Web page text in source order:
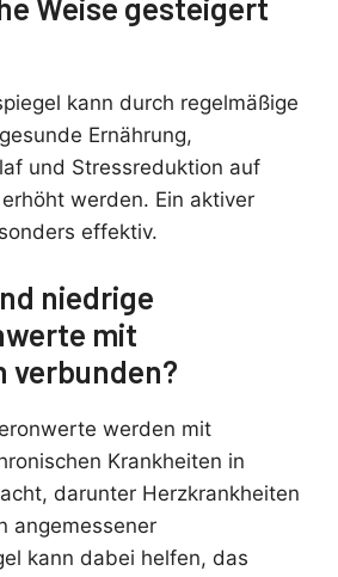
kann durch regelmäßige
Ernährung,
und Stressreduktion auf
werden. Ein aktiver
effektiv.
niedrige
mit
verbunden?
werden mit
Krankheiten in
darunter Herzkrankheiten
angemessener
kann dabei helfen, das